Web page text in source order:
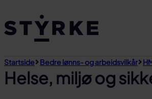
til
innhold
Startside Bedre lønns- og arbeidsvilkår
Helse, miljø og